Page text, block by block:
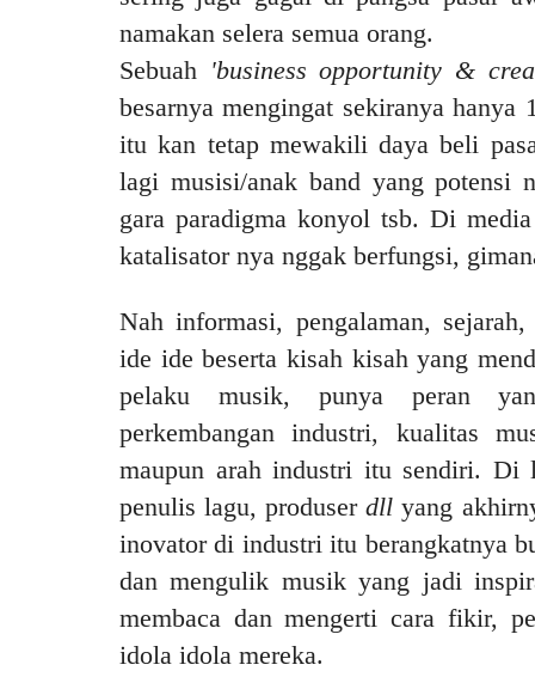
namakan selera semua orang.
Sebuah 'business opportunity &
besarnya mengingat sekiranya hanya
itu kan tetap mewakili daya beli
lagi musisi/anak band yang potensi
gara paradigma konyol tsb. Di
katalisator nya nggak berfungsi,
Nah informasi, pengalaman,
ide ide beserta kisah kisah yang
pelaku musik, punya peran
perkembangan industri, kualitas
maupun arah industri itu sendiri. Di
penulis lagu, produserdll yang
inovator di industri itu berangkatnya
dan mengulik musik yang jadi
membaca dan mengerti cara fikir,
idola idola mereka.